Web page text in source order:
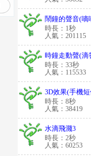
鬧鐘的聲音(嘀
時長：1秒
人氣：201115
時鐘走動聲(滴
時長：33秒
人氣：115533
3D效果(手機
時長：8秒
人氣：38419
水滴飛濺3
時長：2秒
人氣：60253